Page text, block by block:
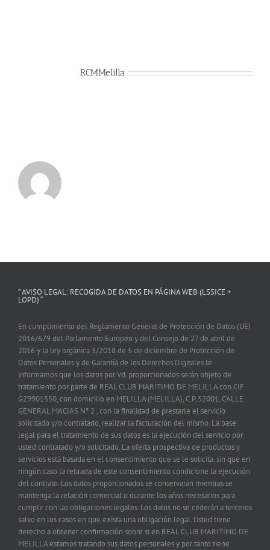
RCMMelilla
” AVISO LEGAL: RECOGIDA DE DATOS EN PÁGINA WEB (LSSICE +
LOPD) “
En cumplimiento del Reglamento General de Protección de Datos (UE)
2016/679 del Parlamento Europeo y del Consejo de 27 de abril de
2016 y la ley orgánica 3/2018 de 5 de diciembre de Protección de
Datos Personales y de Garantía de los Derechos Digitales le
informamos que los datos por Vd. proporcionados serán objeto de
tratamiento por parte de REAL CLUB MARITIMO DE MELILLA con CIF
G29901550, con domicilio en MELILLA (MELILLA), C.P. 52001, CALLE
GENERAL MACIAS Nº 2 , con la finalidad de prestarle el servicio
solicitado y/o contratado, realizar la facturación del mismo. La base
legal para el tratamiento de sus datos es la ejecución del servicio por
usted contratado y/o solicitado. La oferta prospectiva de productos y
servicios está basada en el consentimiento que se le solicita, sin que en
ningún caso la retirada de este consentimiento condicione la ejecución
del contrato. Los datos proporcionados se conservarán mientras se
mantenga la relación comercial o durante los años necesarios para
cumplir con las obligaciones legales. Los datos no se cederán a terceros
salvo en los casos en que exista una obligación legal. Usted tiene
derecho a obtener confirmación sobre si en REAL CLUB MARITIMO DE
MELILLA estamos tratando sus datos personales y por tanto tiene